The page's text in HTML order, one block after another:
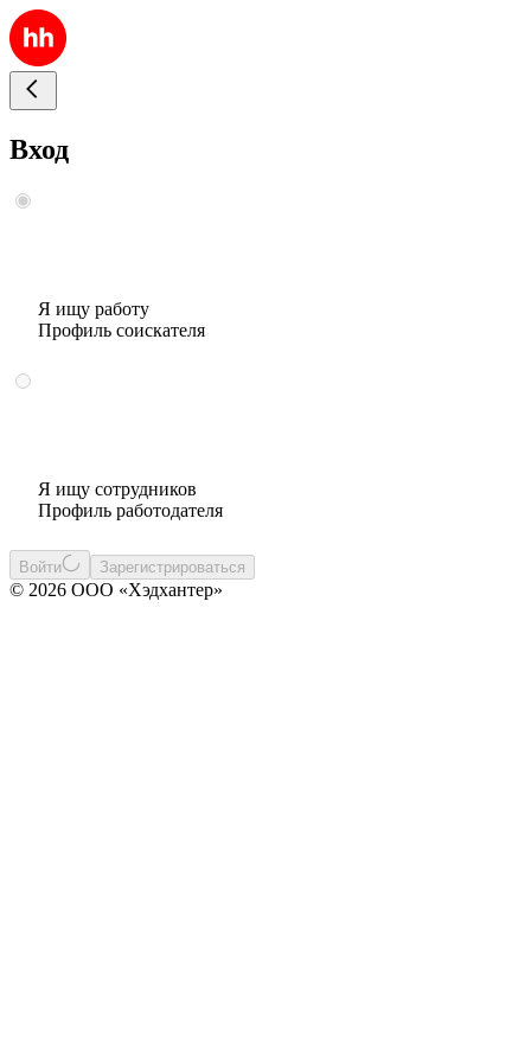
Вход
Я ищу работу
Профиль соискателя
Я ищу сотрудников
Профиль работодателя
Войти Зарегистрироваться
© 2026 ООО «Хэдхантер»